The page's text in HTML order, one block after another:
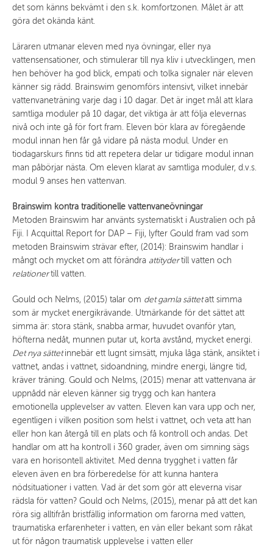
det som känns bekvämt i den s.k. komfortzonen. Målet är att
göra det okända känt.
Läraren utmanar eleven med nya övningar, eller nya
vattensensationer, och stimulerar till nya kliv i utvecklingen, men
hen behöver ha god blick, empati och tolka signaler när eleven
känner sig rädd. Brainswim genomförs intensivt, vilket innebär
vattenvaneträning varje dag i 10 dagar. Det är inget mål att klara
samtliga moduler på 10 dagar, det viktiga är att följa elevernas
nivå och inte gå för fort fram. Eleven bör klara av föregående
modul innan hen får gå vidare på nästa modul. Under en
tiodagarskurs finns tid att repetera delar ur tidigare modul innan
man påbörjar nästa. Om eleven klarat av samtliga moduler, d.v.s.
modul 9 anses hen vattenvan.
Brainswim kontra traditionelle vattenvaneövningar
Metoden Brainswim har använts systematiskt i Australien och på
Fiji. I Acquittal Report for DAP – Fiji, lyfter Gould fram vad som
metoden Brainswim strävar efter, (2014): Brainswim handlar i
mångt och mycket om att förändra attitydertill vatten och
relationertill vatten.
Gould och Nelms, (2015) talar om det gamla sättetatt simma
som är mycket energikrävande. Utmärkande för det sättet att
simma är: stora stänk, snabba armar, huvudet ovanför ytan,
höfterna nedåt, munnen putar ut, korta avstånd, mycket energi.
Det nya sättetinnebär ett lugnt simsätt, mjuka låga stänk, ansiktet i
vattnet, andas i vattnet, sidoandning, mindre energi, längre tid,
kräver träning. Gould och Nelms, (2015) menar att vattenvana är
uppnådd när eleven känner sig trygg och kan hantera
emotionella upplevelser av vatten. Eleven kan vara upp och ner,
egentligen i vilken position som helst i vattnet, och veta att han
eller hon kan återgå till en plats och få kontroll och andas. Det
handlar om att ha kontroll i 360 grader, även om simning sägs
vara en horisontell aktivitet. Med denna trygghet i vatten får
eleven även en bra förberedelse för att kunna hantera
nödsituationer i vatten. Vad är det som gör att eleverna visar
rädsla för vatten? Gould och Nelms, (2015), menar på att det kan
röra sig alltifrån bristfällig information om farorna med vatten,
traumatiska erfarenheter i vatten, en vän eller bekant som råkat
ut för någon traumatisk upplevelse i vatten eller